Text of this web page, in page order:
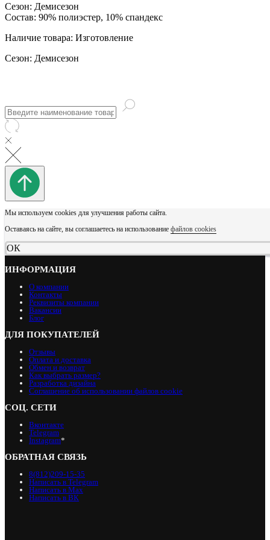
Сезон: Демисезон
Состав: 90% полиэстер, 10% спандекс
Наличие товара: Изготовление
Сезон: Демисезон
Мы используем cookies для улучшения работы сайта.
Оставаясь на сайте, вы соглашаетесь на использование файлов cookies
ОК
ИНФОРМАЦИЯ
О компании
Контакты
Реквизиты компании
Вакансии
Блог
ДЛЯ ПОКУПАТЕЛЕЙ
Отзывы
Оплата и доставка
Обмен и возврат
Как выбрать размер?
Разработка дизайна
Соглашение об использовании файлов cookie
СОЦ. СЕТИ
Вконтакте
Telegram
Instagram*
ОБРАТНАЯ СВЯЗЬ
8(812)209-15-35
Написать в Telegram
Написать в Max
Написать в ВК